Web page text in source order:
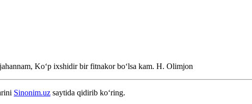
Koʻp ixshidir bir fitnakor boʻlsa kam. H. Olimjon
Sinonim.uz saytida qidirib ko‘ring.